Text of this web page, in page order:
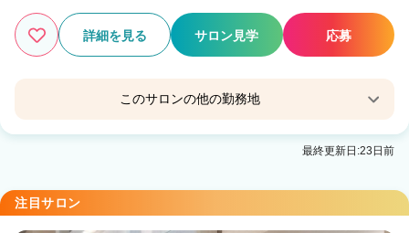
詳細を見る サロン見学 応募
このサロンの他の勤務地
Toiro 新宿【トイロ シンジュク】
Toiro 自由が丘【トイロ ジユウガオカ】
最終更新日:23日前
注目サロン